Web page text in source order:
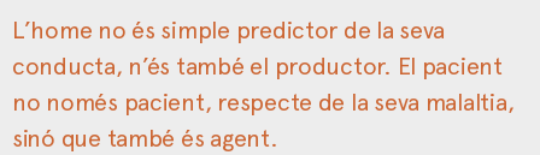
L’home no és simple predictor de la seva
conducta, n’és també el productor. El pacient
no només pacient, respecte de la seva malaltia,
sinó que també és agent.